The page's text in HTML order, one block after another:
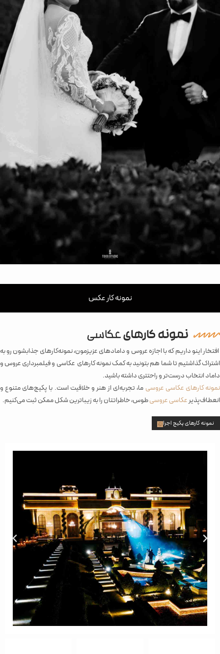
نمونه کار عکس
نمونه کارهایعکاسی
افتخار اینو داریم که با اجازه عروس و دامادهای عزیزمون، نمونه‌کارهای جذابشون رو به
اشتراک گذاشتیم تا شما هم بتونید به کمک نمونه کارهای عکاسی و فیلمبرداری عروس و
داماد انتخاب درست‌تر و راحتتری داشته باشید.
نمونه کارهای عکاسی عروسی ما، تجربه‌ای از هنر و خلاقیت است. با پکیج‌های متنوع و
انعطاف‌پذیرعکاسی عروسیطوس، خاطراتتان را به زیباترین شکل ممکن ثبت می‌کنیم.
نمونه کارهای پکیج اجرا